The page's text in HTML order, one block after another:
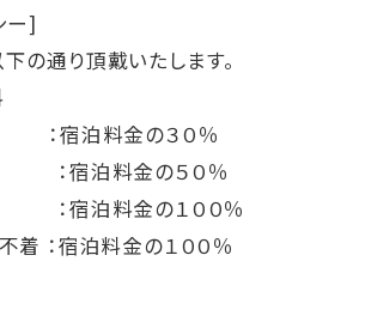
ー]
の通り頂戴いたします。
宿泊料金の３０％
料金の５０％
料金の１００％
：宿泊料金の１００％